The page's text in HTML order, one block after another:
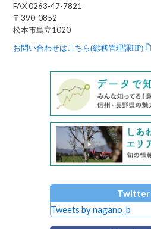
FAX 0263-47-7821
〒390-0852
松本市島立1020
お問い合わせはこちら(総務管理課HP)
Twitter
Tweets by nagano_b